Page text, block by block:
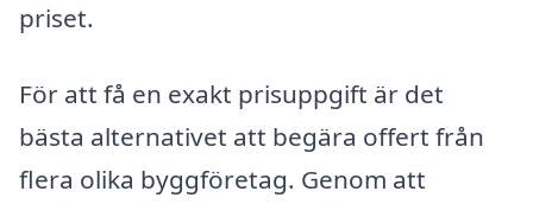
priset.
För att få en exakt prisuppgift är det
bästa alternativet att begära offert från
flera olika byggföretag. Genom att